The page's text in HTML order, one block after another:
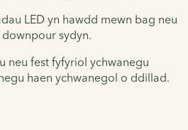
LED yn hawdd mewn bag neu
sydyn.
neu fest fyfyriol ychwanegu
haen ychwanegol o ddillad.